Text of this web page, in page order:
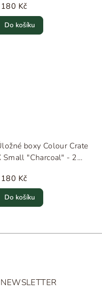
180 Kč
Do košíku
boxy Colour Crate
Small "Charcoal" - 2
180 Kč
Do košíku